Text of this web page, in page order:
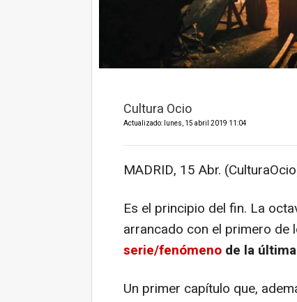
Cultura Ocio
Actualizado: lunes, 15 abril 2019 11:04
MADRID, 15 Abr.
Es el principio del fin. La
arrancado con el primero de
serie/fenómeno de la
Un primer capítulo que,